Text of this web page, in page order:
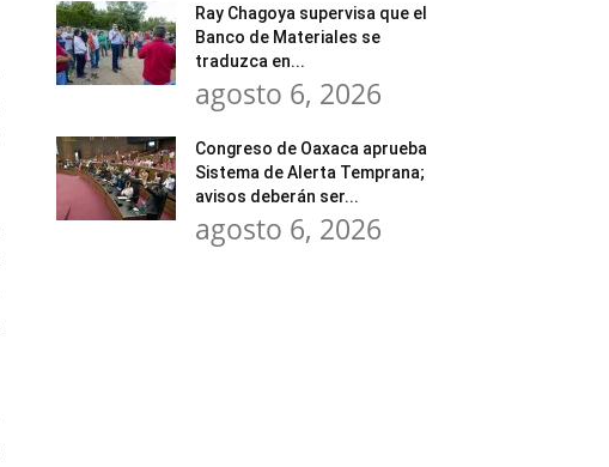
Ray Chagoya supervisa que el
Banco de Materiales se
traduzca en...
agosto 6, 2026
Congreso de Oaxaca aprueba
Sistema de Alerta Temprana;
avisos deberán ser...
agosto 6, 2026